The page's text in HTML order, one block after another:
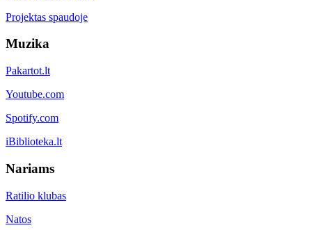
Projektas spaudoje
Muzika
Pakartot.lt
Youtube.com
Spotify.com
iBiblioteka.lt
Nariams
Ratilio klubas
Natos